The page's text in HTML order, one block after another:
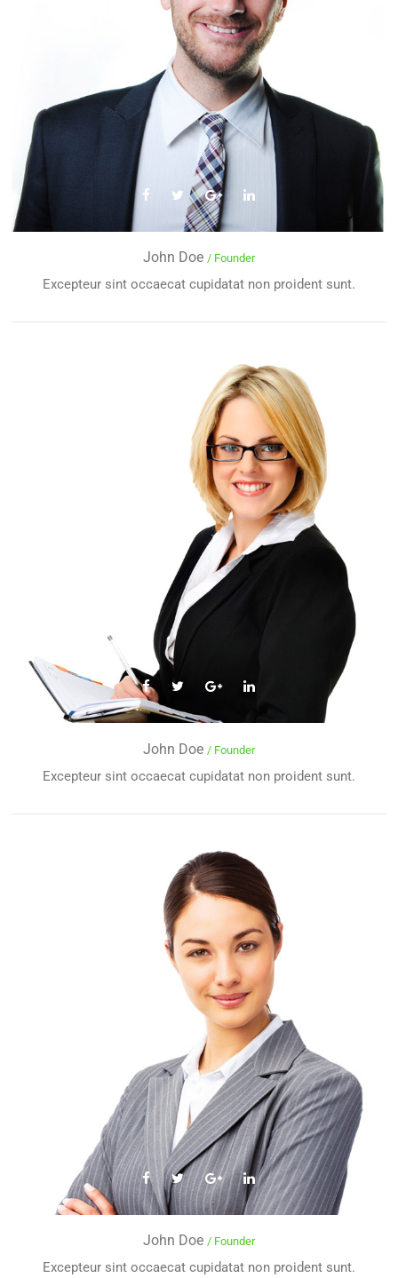
John Doe / Founder
Excepteur sint occaecat cupidatat non proident sunt.
John Doe / Founder
Excepteur sint occaecat cupidatat non proident sunt.
John Doe / Founder
Excepteur sint occaecat cupidatat non proident sunt.